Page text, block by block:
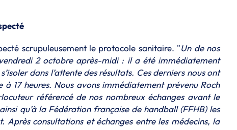
scrupuleusement le protocole sanitaire. "Un de nos
2 octobre après-midi : il a été immédiatement
dans l’attente des résultats. Ces derniers nous ont
17 heures. Nous avons immédiatement prévenu Roch
référencé de nos nombreux échanges avant le
qu’à la Fédération française de handball (FFHB) les
Après consultations et échanges entre les médecins, la